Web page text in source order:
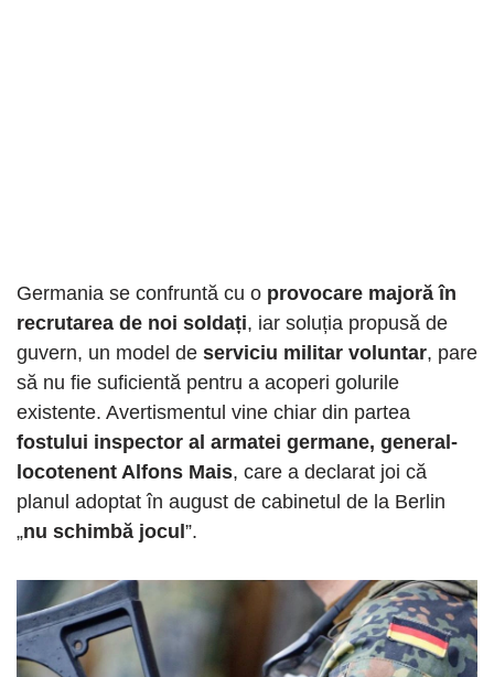
Germania se confruntă cu o provocare majoră în
recrutarea de noi soldați, iar soluția propusă de
guvern, un model de serviciu militar voluntar, pare
să nu fie suficientă pentru a acoperi golurile
existente. Avertismentul vine chiar din partea
fostului inspector al armatei germane, general-
locotenent Alfons Mais, care a declarat joi că
planul adoptat în august de cabinetul de la Berlin
„nu schimbă jocul”.